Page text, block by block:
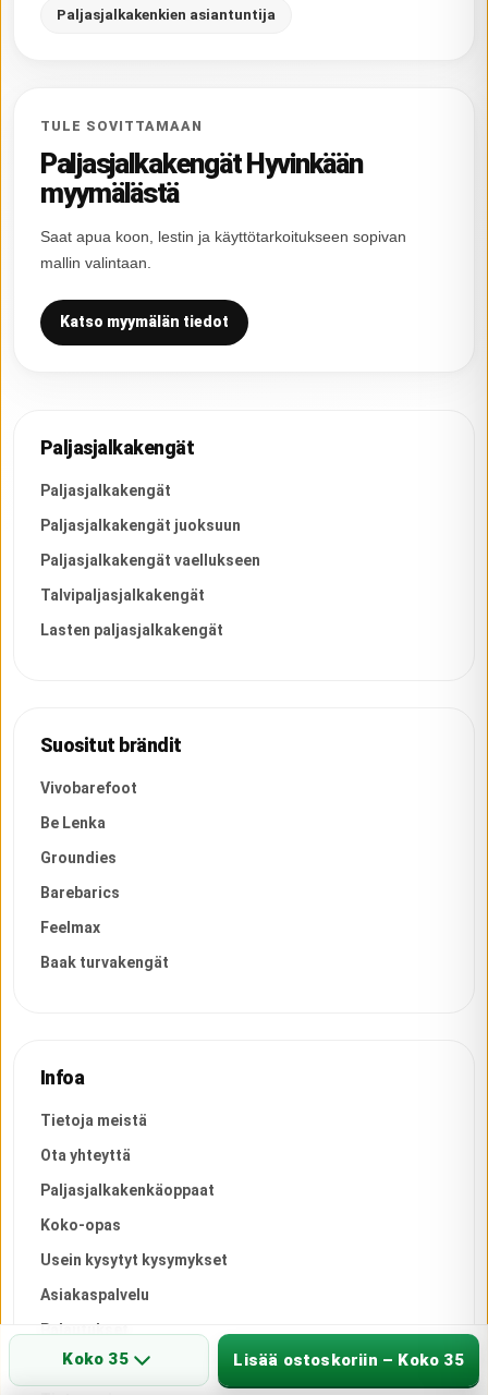
Koko 35 Lisää ostoskoriin – Koko 35
Paljasjalkakenkien asiantuntija
TULE SOVITTAMAAN
Paljasjalkakengät Hyvinkään
myymälästä
Saat apua koon, lestin ja käyttötarkoitukseen sopivan
mallin valintaan.
Katso myymälän tiedot
Paljasjalkakengät
Paljasjalkakengät
Paljasjalkakengät juoksuun
Paljasjalkakengät vaellukseen
Talvipaljasjalkakengät
Lasten paljasjalkakengät
Suositut brändit
Vivobarefoot
Be Lenka
Groundies
Barebarics
Feelmax
Baak turvakengät
Infoa
Tietoja meistä
Ota yhteyttä
Paljasjalkakenkäoppaat
Koko-opas
Usein kysytyt kysymykset
Asiakaspalvelu
Palautukset
Toimitusehdot